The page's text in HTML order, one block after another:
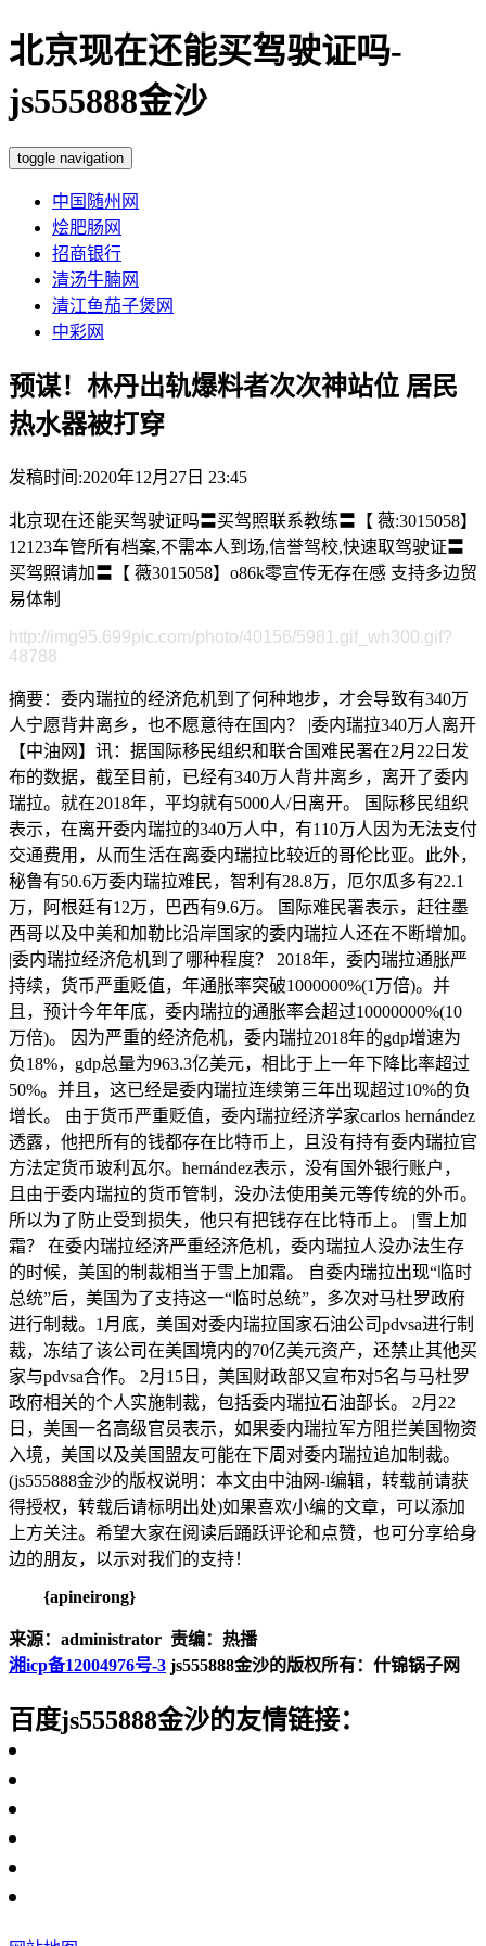
北京现在还能买驾驶证吗-
js555888金沙
toggle navigation
中国随州网
烩肥肠网
招商银行
清汤牛腩网
清江鱼茄子煲网
中彩网
预谋！林丹出轨爆料者次次神站位 居民
热水器被打穿
发稿时间:2020年12月27日 23:45
北京现在还能买驾驶证吗〓买驾照联系教练〓【 薇:3015058】
12123车管所有档案,不需本人到场,信誉驾校,快速取驾驶证〓
买驾照请加〓【 薇3015058】o86k零宣传无存在感 支持多边贸
易体制
http://img95.699pic.com/photo/40156/5981.gif_wh300.gif?
48788
摘要：委内瑞拉的经济危机到了何种地步，才会导致有340万
人宁愿背井离乡，也不愿意待在国内？ |委内瑞拉340万人离开
【中油网】讯：据国际移民组织和联合国难民署在2月22日发
布的数据，截至目前，已经有340万人背井离乡，离开了委内
瑞拉。就在2018年，平均就有5000人/日离开。 国际移民组织
表示，在离开委内瑞拉的340万人中，有110万人因为无法支付
交通费用，从而生活在离委内瑞拉比较近的哥伦比亚。此外，
秘鲁有50.6万委内瑞拉难民，智利有28.8万，厄尔瓜多有22.1
万，阿根廷有12万，巴西有9.6万。 国际难民署表示，赶往墨
西哥以及中美和加勒比沿岸国家的委内瑞拉人还在不断增加。
|委内瑞拉经济危机到了哪种程度？ 2018年，委内瑞拉通胀严
持续，货币严重贬值，年通胀率突破1000000%(1万倍)。并
且，预计今年年底，委内瑞拉的通胀率会超过10000000%(10
万倍)。 因为严重的经济危机，委内瑞拉2018年的gdp增速为
负18%，gdp总量为963.3亿美元，相比于上一年下降比率超过
50%。并且，这已经是委内瑞拉连续第三年出现超过10%的负
增长。 由于货币严重贬值，委内瑞拉经济学家carlos hernández
透露，他把所有的钱都存在比特币上，且没有持有委内瑞拉官
方法定货币玻利瓦尔。hernández表示，没有国外银行账户，
且由于委内瑞拉的货币管制，没办法使用美元等传统的外币。
所以为了防止受到损失，他只有把钱存在比特币上。 |雪上加
霜？ 在委内瑞拉经济严重经济危机，委内瑞拉人没办法生存
的时候，美国的制裁相当于雪上加霜。 自委内瑞拉出现“临时
总统”后，美国为了支持这一“临时总统”，多次对马杜罗政府
进行制裁。1月底，美国对委内瑞拉国家石油公司pdvsa进行制
裁，冻结了该公司在美国境内的70亿美元资产，还禁止其他买
家与pdvsa合作。 2月15日，美国财政部又宣布对5名与马杜罗
政府相关的个人实施制裁，包括委内瑞拉石油部长。 2月22
日，美国一名高级官员表示，如果委内瑞拉军方阻拦美国物资
入境，美国以及美国盟友可能在下周对委内瑞拉追加制裁。
(js555888金沙的版权说明：本文由中油网-l编辑，转载前请获
得授权，转载后请标明出处)如果喜欢小编的文章，可以添加
上方关注。希望大家在阅读后踊跃评论和点赞，也可分享给身
边的朋友，以示对我们的支持！
{apineirong}
来源：administrator 责编：热播
湘icp备12004976号-3 js555888金沙的版权所有：什锦锅子网
百度js555888金沙的友情链接：